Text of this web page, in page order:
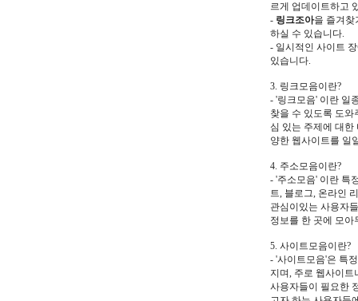
르게 업데이트하고
- 링크조아을 즐겨찾
하실 수 있습니다.
- 일시적인 사이트
있습니다.
3. 링크모음이란?
- '링크모음' 이란 일
찾을 수 있도록 도
심 있는 주제에 대
양한 웹사이트를 일
4. 주소모음이란?
- '주소모음' 이란 특
트, 블로그, 온라인
관심이있는 사용자
정보를 한 곳에 모
5. 사이트모음이란?
- '사이트모음'은 특
지며, 주로 웹사이
사용자들이 필요한